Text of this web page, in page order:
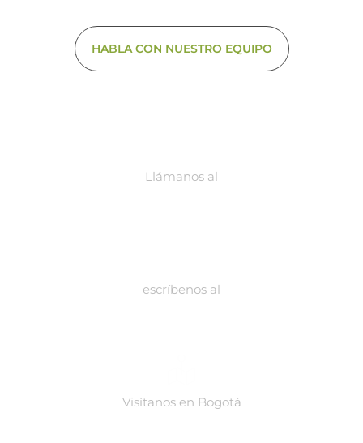
HABLA CON NUESTRO EQUIPO
Llámanos al
escríbenos al
Visítanos en Bogotá